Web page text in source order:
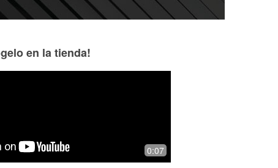
Love this store Crew is fantastic.
Absolutely stellar management
en la tienda!
0:07